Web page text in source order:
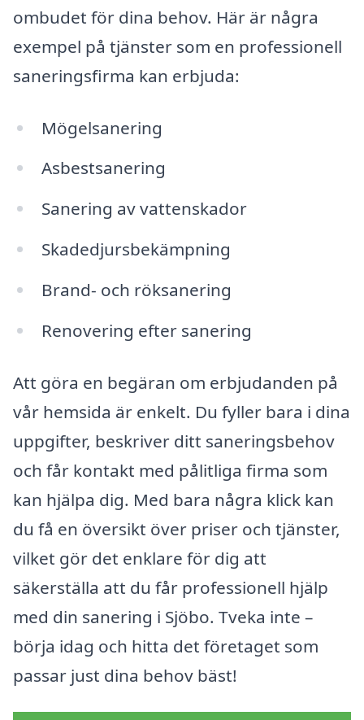
ombudet för dina behov. Här är några
exempel på tjänster som en professionell
saneringsfirma kan erbjuda:
Mögelsanering
Asbestsanering
Sanering av vattenskador
Skadedjursbekämpning
Brand- och röksanering
Renovering efter sanering
Att göra en begäran om erbjudanden på
vår hemsida är enkelt. Du fyller bara i dina
uppgifter, beskriver ditt saneringsbehov
och får kontakt med pålitliga firma som
kan hjälpa dig. Med bara några klick kan
du få en översikt över priser och tjänster,
vilket gör det enklare för dig att
säkerställa att du får professionell hjälp
med din sanering i Sjöbo. Tveka inte –
börja idag och hitta det företaget som
passar just dina behov bäst!